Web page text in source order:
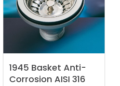
1945 Basket Anti-
Corrosion AISI 316